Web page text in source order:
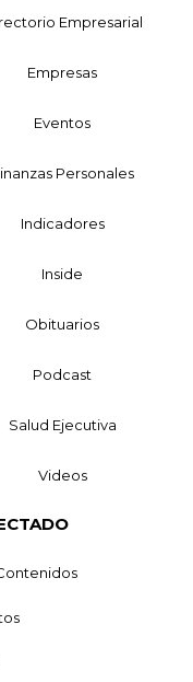
Empresarial
Empresas
Eventos
Personales
Indicadores
Inside
Obituarios
Podcast
Salud Ejecutiva
Videos